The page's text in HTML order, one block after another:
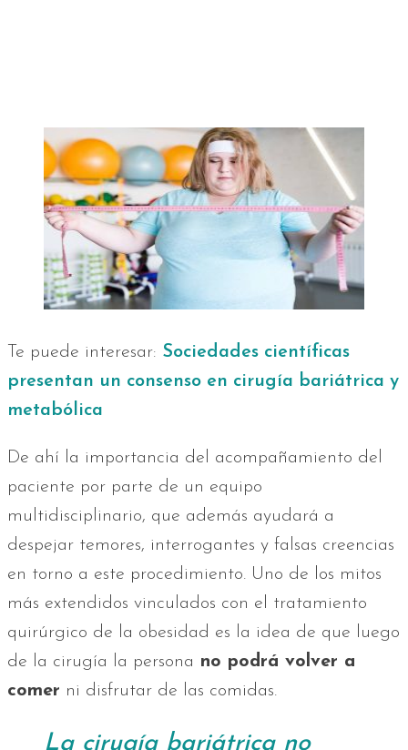
Te puede interesar: Sociedades científicas
presentan un consenso en cirugía bariátrica y
metabólica
De ahí la importancia del acompañamiento del
paciente por parte de un equipo
multidisciplinario, que además ayudará a
despejar temores, interrogantes y falsas creencias
en torno a este procedimiento. Uno de los mitos
más extendidos vinculados con el tratamiento
quirúrgico de la obesidad es la idea de que luego
de la cirugía la persona no podrá volver a
comer ni disfrutar de las comidas.
La cirugía bariátrica no